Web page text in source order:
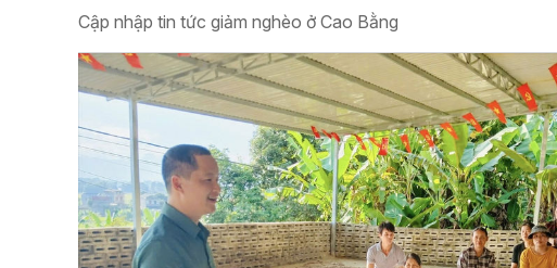
Cập nhập tin tức giảm nghèo ở Cao Bằng